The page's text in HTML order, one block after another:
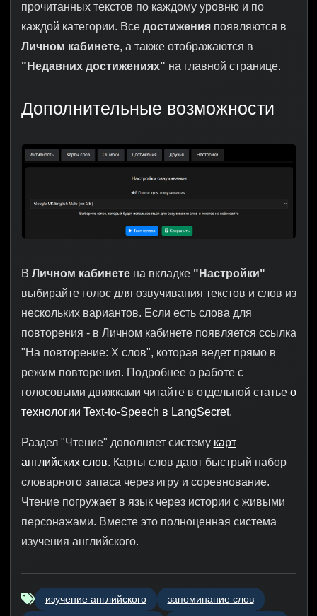
прочитанных текстов по каждому уровню и по
каждой категории. Все достиженияпоявляются в
Личном кабинете, а также отображаются в
"Недавних достижениях" на главной странице.
Дополнительные возможности
В Личном кабинетена вкладке "Настройки"
выбирайте голос для озвучивания текстов и слов из
нескольких вариантов. Если есть слова для
повторения - в Личном кабинете появляется ссылка
"На повторение: X слов", которая ведет прямо в
режим повторения. Подробнее о работе с
голосовыми движками читайте в отдельной статье о
технологии Text-to-Speech в LangSecret.
Раздел "Чтение" дополняет систему карт
английских слов. Карты слов дают быстрый набор
словарного запаса через игру и соревнование.
Чтение погружает в язык через истории с живыми
персонажами. Вместе это полноценная система
изучения английского.
изучение английского запоминание слов